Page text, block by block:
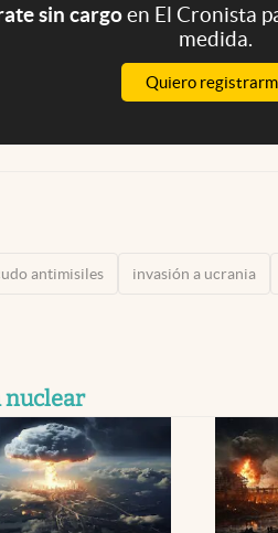
sin cargoen El Cronista
medida.
Quiero
antimisiles invasión a ucrania
nuclear